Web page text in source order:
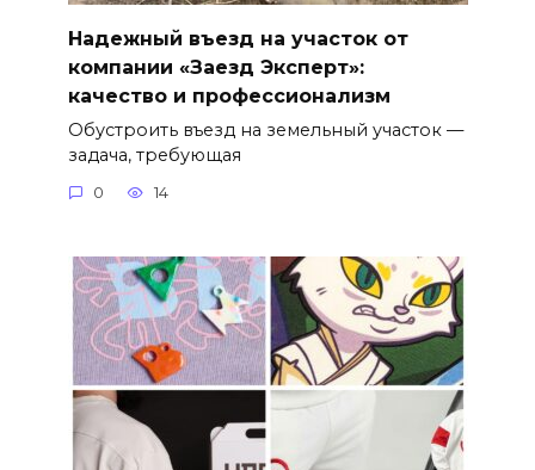
Надежный въезд на участок от
компании «Заезд Эксперт»:
качество и профессионализм
Обустроить въезд на земельный участок —
задача, требующая
0 14